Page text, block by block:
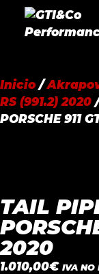
Saltar
Inicio/
RS (991.2) 2020
PORSCHE 911
TAIL
2020
1.010,00€ IVA NO